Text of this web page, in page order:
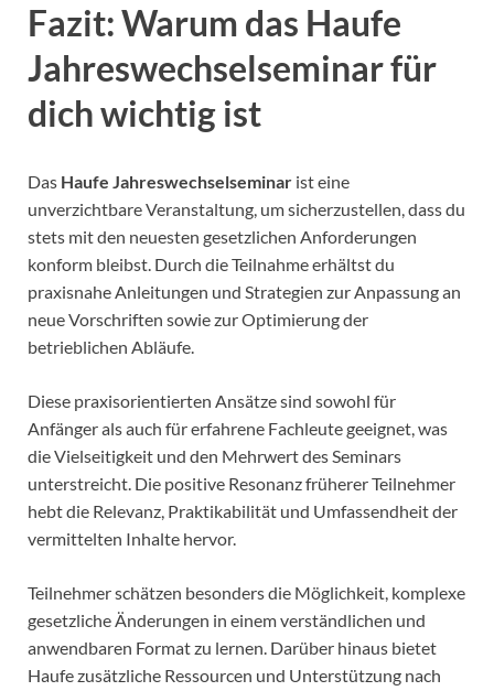
Fazit: Warum das Haufe
Jahreswechselseminar für
dich wichtig ist
Das Haufe Jahreswechselseminar ist eine
unverzichtbare Veranstaltung, um sicherzustellen, dass du
stets mit den neuesten gesetzlichen Anforderungen
konform bleibst. Durch die Teilnahme erhältst du
praxisnahe Anleitungen und Strategien zur Anpassung an
neue Vorschriften sowie zur Optimierung der
betrieblichen Abläufe.
Diese praxisorientierten Ansätze sind sowohl für
Anfänger als auch für erfahrene Fachleute geeignet, was
die Vielseitigkeit und den Mehrwert des Seminars
unterstreicht. Die positive Resonanz früherer Teilnehmer
hebt die Relevanz, Praktikabilität und Umfassendheit der
vermittelten Inhalte hervor.
Teilnehmer schätzen besonders die Möglichkeit, komplexe
gesetzliche Änderungen in einem verständlichen und
anwendbaren Format zu lernen. Darüber hinaus bietet
Haufe zusätzliche Ressourcen und Unterstützung nach